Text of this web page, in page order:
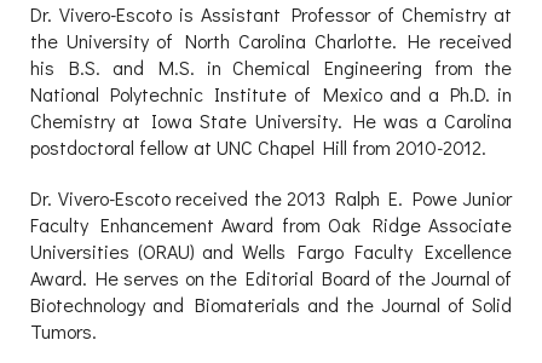
Dr. Vivero-Escoto is Assistant Professor of Chemistry at
the University of North Carolina Charlotte. He received
his B.S. and M.S. in Chemical Engineering from the
National Polytechnic Institute of Mexico and a Ph.D. in
Chemistry at Iowa State University. He was a Carolina
postdoctoral fellow at UNC Chapel Hill from 2010-2012.
Dr. Vivero-Escoto received the 2013 Ralph E. Powe Junior
Faculty Enhancement Award from Oak Ridge Associate
Universities (ORAU) and Wells Fargo Faculty Excellence
Award. He serves on the Editorial Board of the Journal of
Biotechnology and Biomaterials and the Journal of Solid
Tumors.